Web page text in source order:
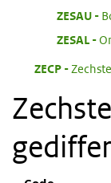
ZESAU:
ZESAL
ZECP: